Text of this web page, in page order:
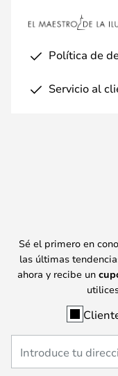
Política de
Servicio al
Sé el primero en
las últimas
ahora y recibe un